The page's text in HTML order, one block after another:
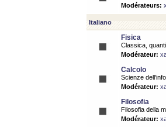
Modérateurs:
Italiano
Fisica
Classica,
Modérateur:
Calcolo
Scienze
Modérateur:
Filosofia
Filosofia della
Modérateur: